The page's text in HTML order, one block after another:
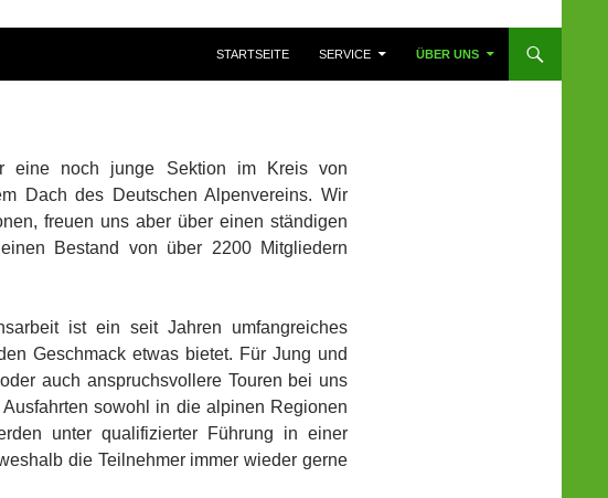
STARTSEITE
SERVICE ÜBER UNS
eine noch junge Sektion im Kreis von
Dach des Deutschen Alpenvereins. Wir
freuen uns aber über einen ständigen
Bestand von über 2200 Mitgliedern
ist ein seit Jahren umfangreiches
Geschmack etwas bietet. Für Jung und
auch anspruchsvollere Touren bei uns
sowohl in die alpinen Regionen
unter qualifizierter Führung in einer
die Teilnehmer immer wieder gerne